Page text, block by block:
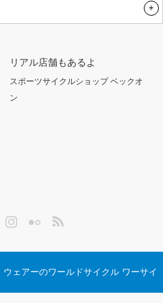
リアル店舗もあるよ
スポーツサイクルショップ ベックオ
ン
ェアーのワールドサイクル ワーサイ